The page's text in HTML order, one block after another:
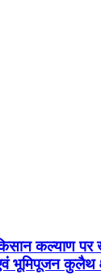
कल्याण पर
भूमिपूजन कुलैथ